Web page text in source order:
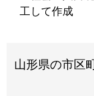
工して作成
山形県の市区